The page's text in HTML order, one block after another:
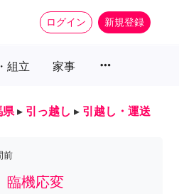
ログイン 新規登録
組立 家事 more_horiz
県 ▸ 引っ越し ▸ 引越し・運送
前
臨機応変